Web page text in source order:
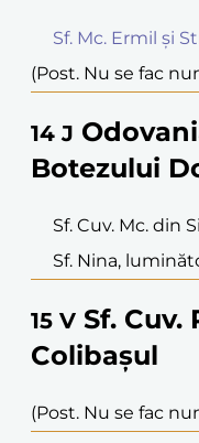
Sf. Mc. Ermil și
(Post. Nu se fac
14 J
Botezului
Sf. Cuv. Mc. din
Sf. Nina,
15 V Sf. Cuv.
Colibașul
(Post. Nu se fac